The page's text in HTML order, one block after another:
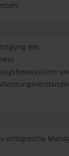
mit
erfolgreiche